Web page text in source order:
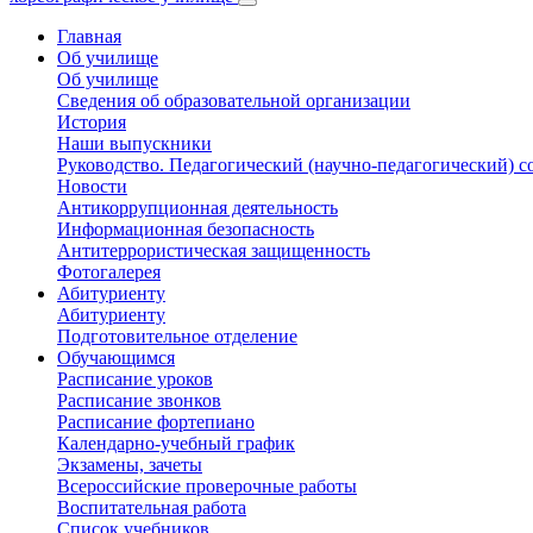
Главная
Об училище
Об училище
Сведения об образовательной организации
История
Наши выпускники
Руководство. Педагогический (научно-педагогический)
Новости
Антикоррупционная деятельность
Информационная безопасность
Антитеррористическая защищенность
Фотогалерея
Абитуриенту
Абитуриенту
Подготовительное отделение
Обучающимся
Расписание уроков
Расписание звонков
Расписание фортепиано
Календарно-учебный график
Экзамены, зачеты
Всероссийские проверочные работы
Воспитательная работа
Список учебников